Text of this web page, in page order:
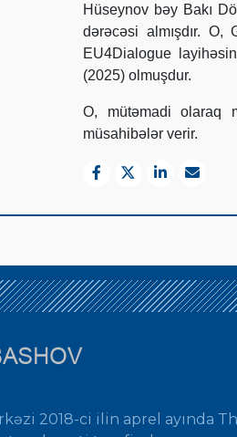
Hüseynov bəy Bakı
dərəcəsi almışdır.
EU4Dialogue
(2025) olmuşdur.
O, mütəmadi olaraq
müsahibələr verir.
2018-ci ilin aprel ayında